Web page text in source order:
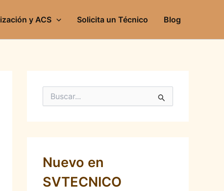
y ACS Solicita un Técnico Blog
o
r
:
Nuevo en
SVTECNICO